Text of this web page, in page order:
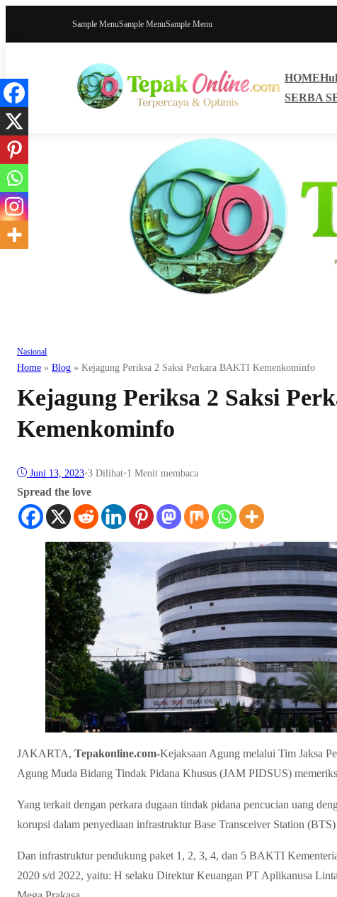
Sample MenuSample MenuSample Menu
HOME
SERBA
Nasional
Home » Blog » Kejagung Periksa 2 Saksi Perkara BAKTI Kemenkominfo
Kejagung Periksa 2 Saksi
Kemenkominfo
Juni 13, 2023•3 Dilihat•1 Menit membaca
Spread the love
JAKARTA, Tepakonline.com-Kejaksaan Agung melalui Tim Jaksa
Agung Muda Bidang Tindak Pidana Khusus (JAM PIDSUS)
Yang terkait dengan perkara dugaan tindak pidana pencucian uang
korupsi dalam penyediaan infrastruktur Base Transceiver Station
Dan infrastruktur pendukung paket 1, 2, 3, 4, dan 5 BAKTI
2020 s/d 2022, yaitu: H selaku Direktur Keuangan PT Aplikanusa